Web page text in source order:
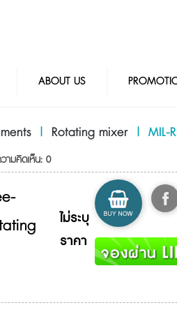
ABOUT US
| Rotating mixer | MIL-
ามคิดเห็น: 0
ไม่ระบุ
ราคา